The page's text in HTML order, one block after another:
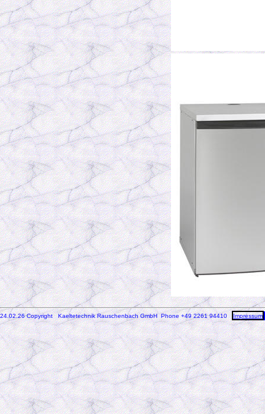
24.02.26 Copyright Kaeltetechnik Rauschenbach GmbHPhone +49 2261 94410 Impressum